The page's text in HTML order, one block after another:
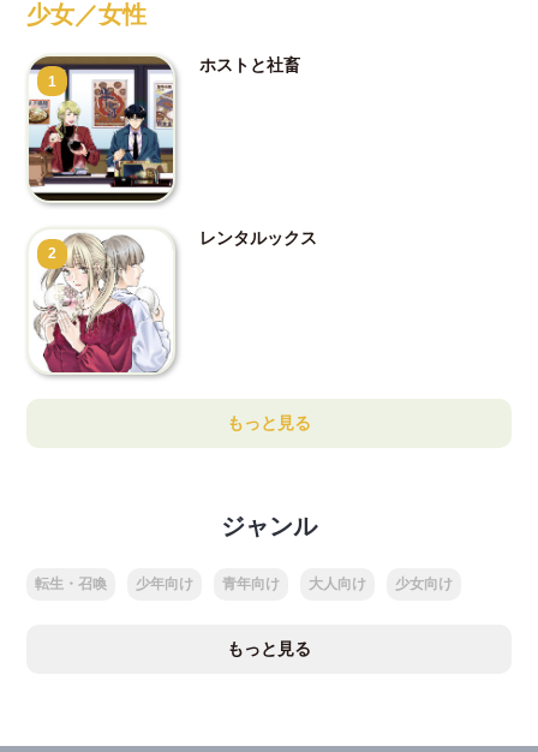
少女／女性
1
ホストと社畜
2
レンタルックス
もっと見る
ジャンル
転生・召喚 少年向け 青年向け 大人向け 少女向け
もっと見る